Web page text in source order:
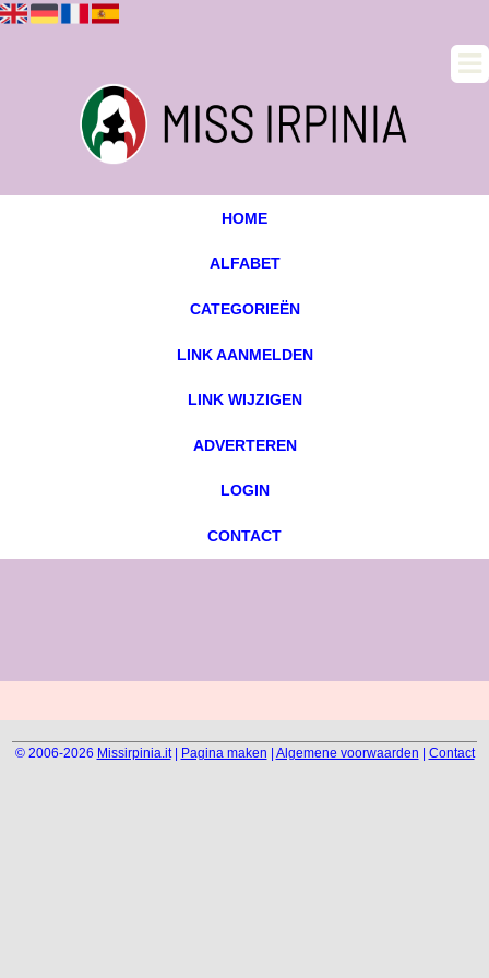
HOME
ALFABET
CATEGORIEËN
LINK AANMELDEN
LINK WIJZIGEN
ADVERTEREN
LOGIN
CONTACT
© 2006-2026 Missirpinia.it| Pagina maken | Algemene voorwaarden | Contact